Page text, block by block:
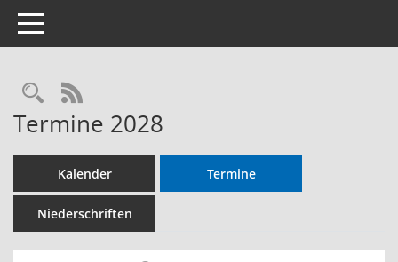
Toggle navigation
RSS-Feed
Termine 2028
Kalender Termine
Niederschriften